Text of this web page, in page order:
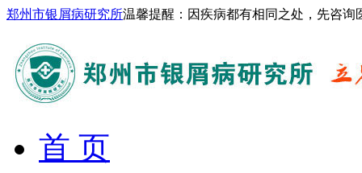
郑州市银屑病研究所温馨提醒：因疾病都有相同之处，先咨
首 页